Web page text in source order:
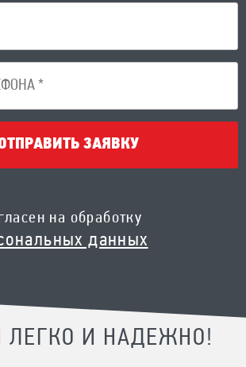
ЗАЯВКУ
на обработку
данных
ЛЕГКО И НАДЕЖНО!